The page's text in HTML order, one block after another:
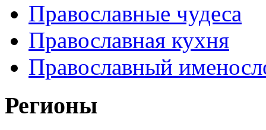
Православные чудеса
Православная кухня
Православный
Регионы